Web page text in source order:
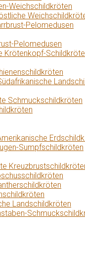
Weichschildkröten
Pelomedusen
Pelomedusen
Krötenkopf-
Schmuckschildkröten
Sumpfschildkröten
Landschildkröten